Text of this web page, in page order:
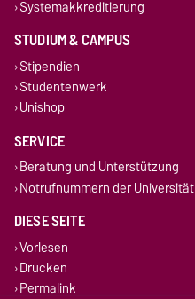
Systemakkreditierung
STUDIUM & CAMPUS
Stipendien
Studentenwerk
Unishop
SERVICE
Beratung und Unterstützung
Notrufnummern der Universität
DIESE SEITE
Vorlesen
Drucken
Permalink